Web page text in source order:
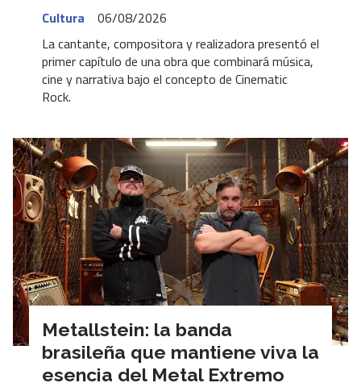
Cultura
06/08/2026
La cantante, compositora y realizadora presentó el
primer capítulo de una obra que combinará música,
cine y narrativa bajo el concepto de Cinematic
Rock.
Metallstein: la banda
brasileña que mantiene viva la
esencia del Metal Extremo